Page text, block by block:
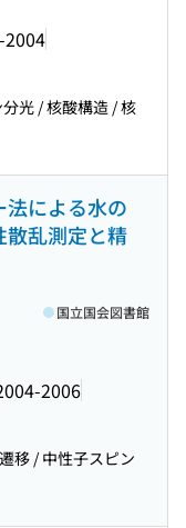
2004
光 / 核酸構造 / 核
による水の
散乱測定と精
2006
国立国会図書館
移 / 中性子スピン